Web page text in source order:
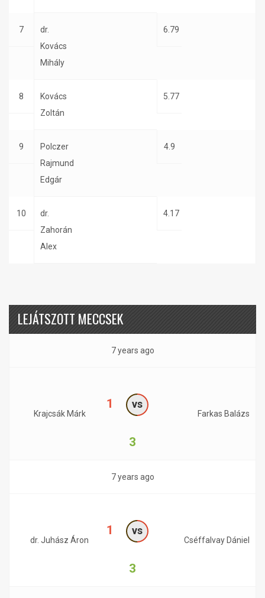
7
dr.
Kovács
Mihály
6.79
8
Kovács
Zoltán
5.77
9
Polczer
Rajmund
Edgár
4.9
10
dr.
Zahorán
Alex
4.17
LEJÁTSZOTT MECCSEK
7 years ago
Krajcsák Márk
1 vs
3
Farkas Balázs
7 years ago
dr. Juhász Áron
1 vs
3
Cséffalvay Dániel